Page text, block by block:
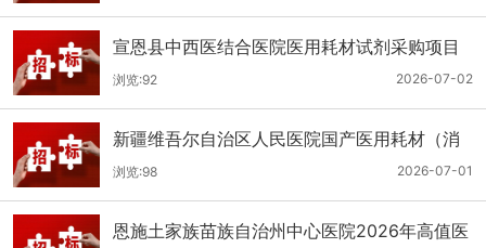
宣恩县中西医结合医院医用耗材试剂采购项目
（消毒、普通耗材）公开招标公告
2026-07-02
浏览:92
新疆维吾尔自治区人民医院国产医用耗材（消
化科氢气检测产品耗材）采购项目单一来源公
示
2026-07-01
浏览:98
恩施土家族苗族自治州中心医院2026年高值医